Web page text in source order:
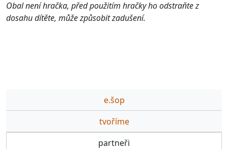
Obal není hračka, před použitím hračky ho odstraňte z
dosahu dítěte, může způsobit zadušení.
e.šop
tvoříme
partneři